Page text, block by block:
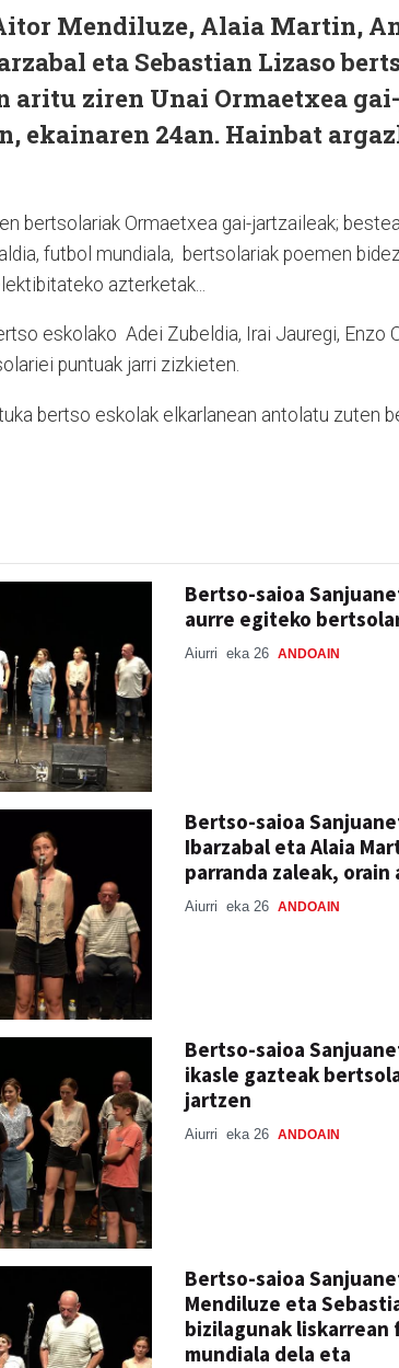
Mendiluze, Alaia Martin,
eta Sebastian Lizaso
aritu ziren Unai Ormaetxea
ekainaren 24an. Hainbat
bertsolariak Ormaetxea gai-jartzaileak;
futbol mundiala, bertsolariak poemen
azterketak...
eskolako Adei Zubeldia, Irai Jauregi, Enzo
puntuak jarri zizkieten.
bertso eskolak elkarlanean antolatu zuten
Bertso-saioa
aurre egiteko
Aiurri eka 26 ANDOAIN
Bertso-saioa
Ibarzabal eta Alaia
parranda zaleak, orain
Aiurri eka 26 ANDOAIN
Bertso-saioa
ikasle gazteak
jartzen
Aiurri eka 26 ANDOAIN
Bertso-saioa
Mendiluze eta
bizilagunak liskarrean
mundiala dela eta